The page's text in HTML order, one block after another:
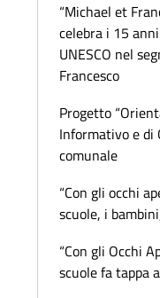
“Michael et
celebra i 15
UNESCO nel
Francesco
Progetto
Informativo e di
comunale
“Con gli occhi
scuole, i
“Con gli Occhi
scuole fa tappa